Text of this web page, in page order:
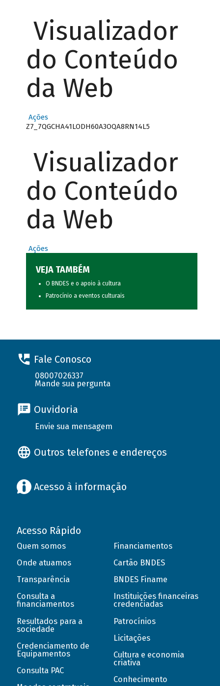
Visualizador
do Conteúdo
da Web
Ações
Z7_7QGCHA41LODH60A3OQA8RN14L5
Visualizador
do Conteúdo
da Web
Ações
VEJA TAMBÉM
O BNDES e o apoio à cultura
Patrocínio a eventos culturais
Fale Conosco
08007026337
Mande sua pergunta
Ouvidoria
Envie sua mensagem
Outros telefones e endereços
Acesso à informação
Acesso Rápido
Quem somos
Onde atuamos
Transparência
Consulta a
financiamentos
Resultados para a
sociedade
Credenciamento de
Equipamentos
Consulta PAC
Financiamentos
Cartão BNDES
BNDES Finame
Instituições financeiras
credenciadas
Patrocínios
Licitações
Cultura e economia
criativa
Conhecimento